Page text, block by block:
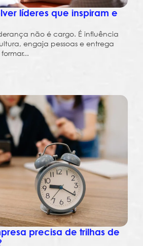
líderes que inspiram e
não é cargo. É influência
engaja pessoas e entrega
precisa de trilhas de